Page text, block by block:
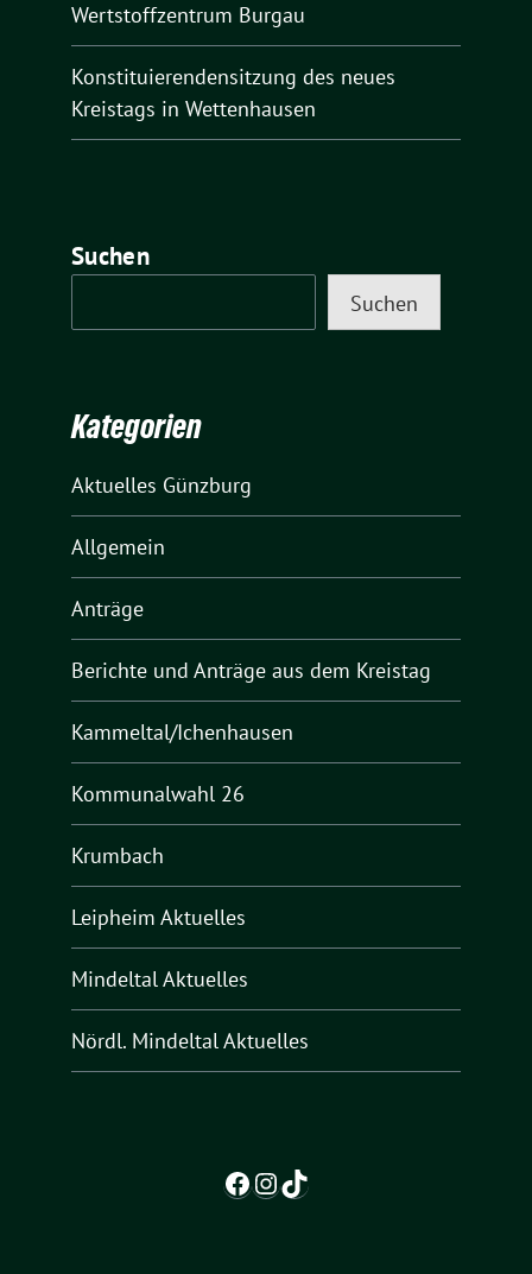
Wertstoffzentrum Burgau
Konstituierendensitzung des neues
Kreistags in Wettenhausen
Suchen
Suchen
Kategorien
Aktuelles Günzburg
Allgemein
Anträge
Berichte und Anträge aus dem Kreistag
Kammeltal/Ichenhausen
Kommunalwahl 26
Krumbach
Leipheim Aktuelles
Mindeltal Aktuelles
Nördl. Mindeltal Aktuelles
Facebook
Instagram
TikTok